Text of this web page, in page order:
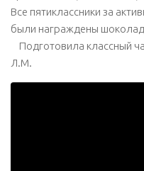
Все пятиклассники за
были награждены
Подготовила классный
Л.М.